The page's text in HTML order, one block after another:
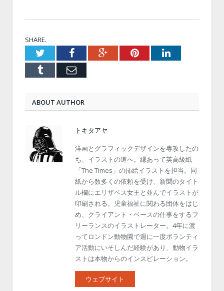
SHARE.
TwitterFacebookGoogle+PinterestLinkedIn
Tumblr Email
ABOUT AUTHOR
トキタアヤ
洋画とグラフィックデザインを専攻したの
ち、イラストの道へ。縁あって英高級紙
「The Times」の挿絵イラストを担当。同
紙から数多くの依頼を受け、新聞のタイト
ル欄にエリザベス女王と並んでイラストが
印刷される。児童福祉に関わる団体をはじ
め、クライアント・ベースの仕事をするフ
リーランスのイラストレーター。4年に渡
ってロンドン動物園で週に一度ボランティ
ア活動にいそしんだ経験があり、動物イラ
ストは本物からのインスピレーション。
ウェブサイト